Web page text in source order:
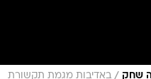
שחק / באדיבות מגמת תקשורת